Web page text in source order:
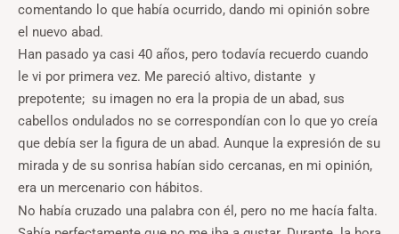
comentando lo que había ocurrido, dando mi opinión sobre
el nuevo abad.
Han pasado ya casi 40 años, pero todavía recuerdo cuando
le vi por primera vez. Me pareció altivo, distante y
prepotente; su imagen no era la propia de un abad, sus
cabellos ondulados no se correspondían con lo que yo creía
que debía ser la figura de un abad. Aunque la expresión de su
mirada y de su sonrisa habían sido cercanas, en mi opinión,
era un mercenario con hábitos.
No había cruzado una palabra con él, pero no me hacía falta.